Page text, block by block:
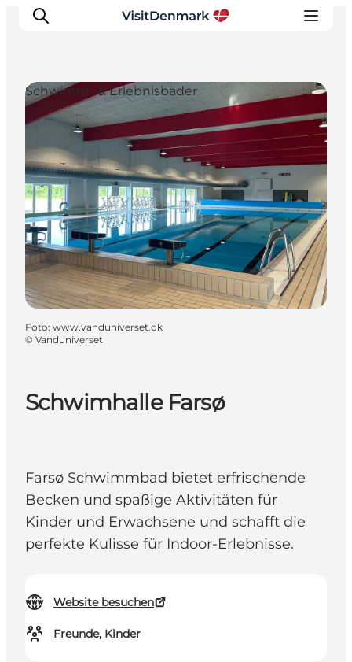
Inspiration
Regionen
Erlebnisse
Unterkünfte
Reiseplanung
Schwimhalle Farsø
Farsø Schwimmbad bietet erfrischende
Becken und spaßige Aktivitäten für
Kinder und Erwachsene und schafft die
perfekte Kulisse für Indoor-Erlebnisse.
Website besuchen
Freunde, Kinder
Schwimm- & Erlebnisbäder
Foto: www.vanduniverset.dk
© Vanduniverset